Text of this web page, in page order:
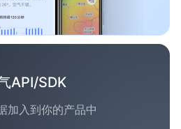
API/SDK
加入到你的产品中